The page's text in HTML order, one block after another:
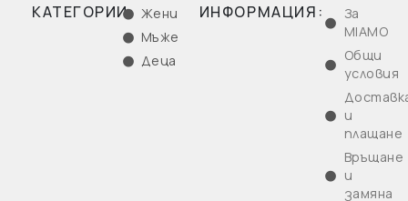
КАТЕГОРИИ: Жени
Мъже
Деца
ИНФОРМАЦИЯ:
За
MIAMO
Общи
условия
и
плащане
Връщане
и
замяна